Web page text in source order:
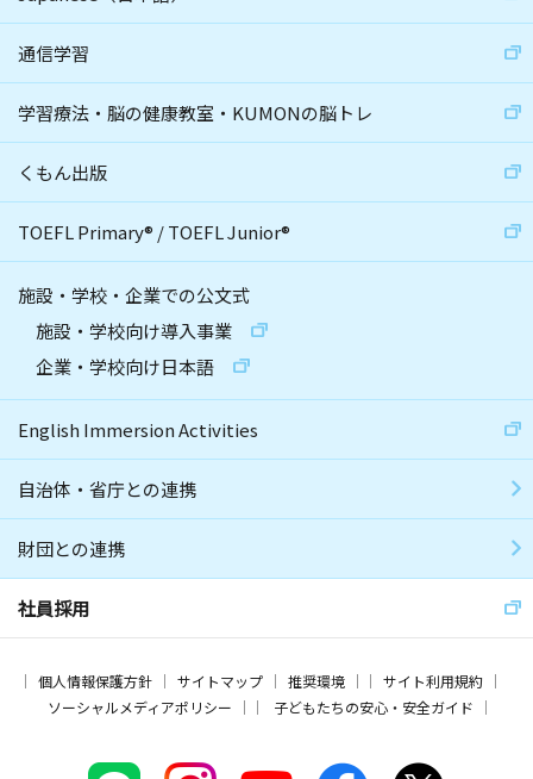
通信学習
学習療法・脳の健康教室・KUMONの脳トレ
くもん出版
TOEFL Primary® /TOEFL Junior®
施設・学校・企業での公文式
施設・学校向け導入事業
企業・学校向け日本語
English Immersion Activities
自治体・省庁との連携
財団との連携
社員採用
個人情報保護方針 サイトマップ 推奨環境
サイト利用規約
ソーシャルメディアポリシー
子どもたちの安心・安全ガイド